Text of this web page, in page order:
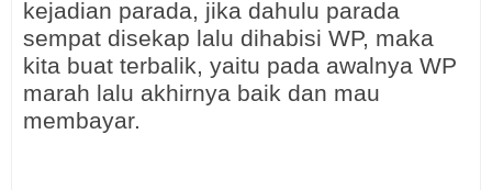
kejadian parada, jika dahulu parada
sempat disekap lalu dihabisi WP, maka
kita buat terbalik, yaitu pada awalnya WP
marah lalu akhirnya baik dan mau
membayar.